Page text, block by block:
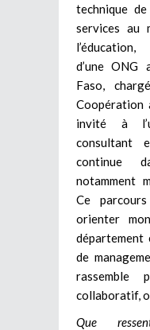
technique
services au
d’une ONG
Faso,
Coopération
invité à
consultant
continue
notamment
Ce
orienter
département
de
collaboratif,
Que